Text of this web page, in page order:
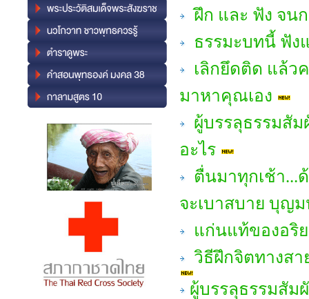
ฝึก และ ฟัง จน
ธรรมะบทนี้ ฟัง
เลิกยึดติด แล้ว
มาหาคุณเอง
ผู้บรรลุธรรมสัม
อะไร
ตื่นมาทุกเช้า...
จะเบาสบาย บุญ
แก่นแท้ของอริ
วิธีฝึกจิตทางสา
ผู้บรรลุธรรมสัม